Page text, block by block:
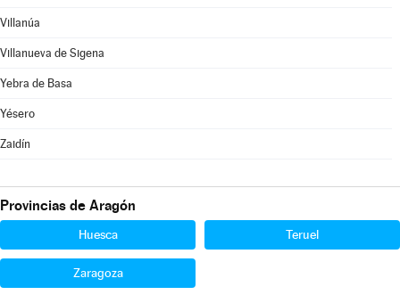
Villanúa
Villanueva de Sigena
Yebra de Basa
Yésero
Zaidín
Provincias de Aragón
Huesca Teruel
Zaragoza